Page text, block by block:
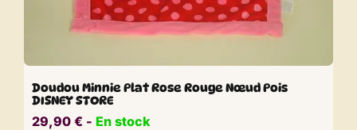
Doudou Minnie Plat Rose Rouge Nœud Pois
DISNEY STORE
29,90 € ​​ - En stock